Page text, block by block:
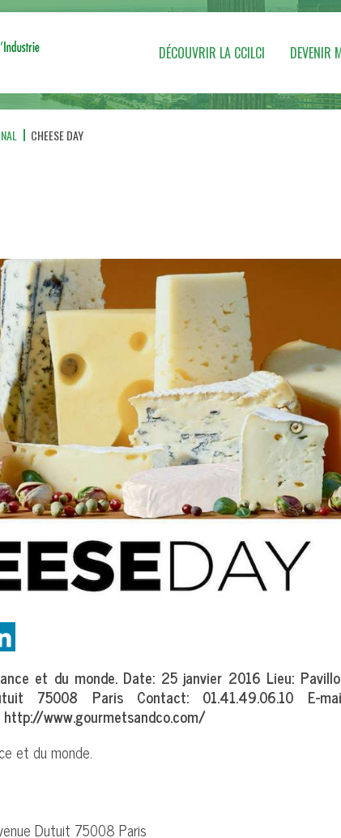
DÉCOUVRIR LA CCILCI DEVENIR
CHEESE DAY
et du monde. Date: 25 janvier 2016 Lieu:
75008 Paris Contact: 01.41.49.06.10 E-
http://www.gourmetsandco.com/
et du monde.
Dutuit 75008 Paris